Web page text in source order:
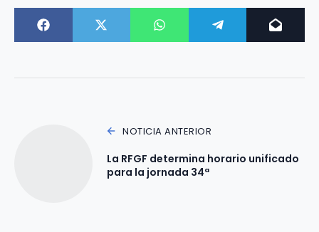
NOTICIA ANTERIOR
La RFGF determina horario unificado
para la jornada 34ª